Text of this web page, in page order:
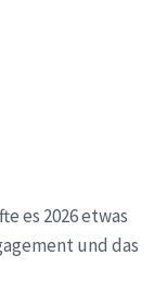
es 2026 etwas
und das